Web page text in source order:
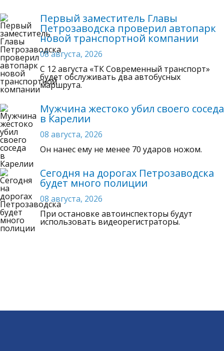
Первый заместитель Главы
Петрозаводска проверил автопарк
новой транспортной компании
08 августа, 2026
C 12 августа «ТК Современный транспорт»
будет обслуживать два автобусных
маршрута.
Мужчина жестоко убил своего соседа
в Карелии
08 августа, 2026
Он нанес ему не менее 70 ударов ножом.
Сегодня на дорогах Петрозаводска
будет много полиции
08 августа, 2026
При остановке автоинспекторы будут
использовать видеорегистраторы.